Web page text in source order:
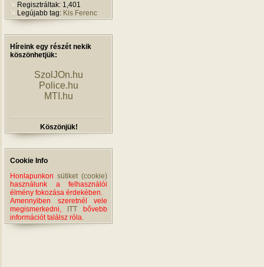
Regisztráltak: 1,401
Legújabb tag: Kis Ferenc
Híreink egy részét nekik
köszönhetjük:
SzolJOn.hu
Police.hu
MTI.hu
Köszönjük!
Cookie Info
Honlapunkon sütiket (cookie)
használunk a felhasználói
élmény fokozása érdekében.
Amennyiben szeretnél vele
megismerkedni,
ITT bővebb
információt találsz róla.